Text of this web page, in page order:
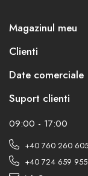
Magazinul meu
Clienti
Date comerciale
Suport clienti
09:00 - 17:00
+40 760 260 605
+40 724 659 955